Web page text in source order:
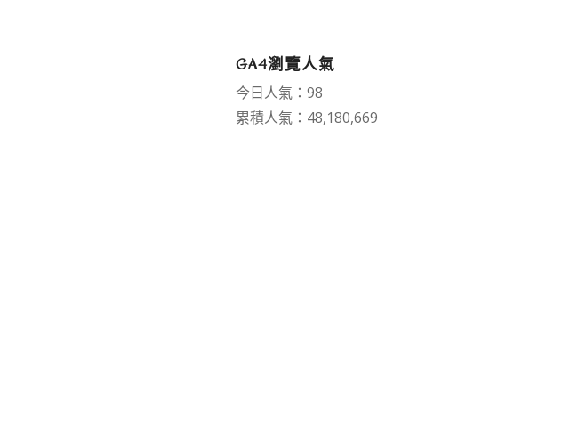
GA4瀏覽人氣
今日人氣：98
累積人氣：48,180,669